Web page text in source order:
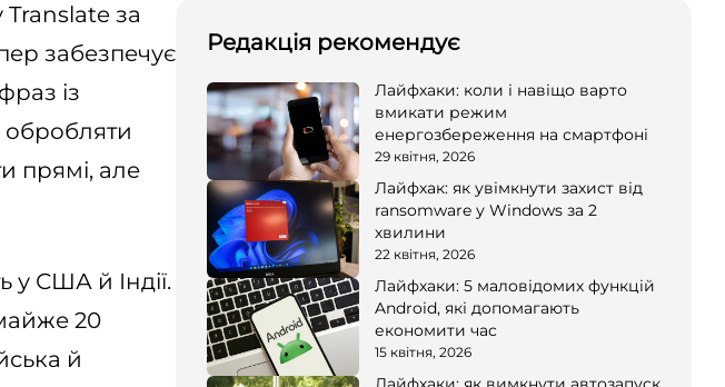
Translate за
забезпечує
із
прямі, але
у США й Індії.
20
й
Редакція рекомендує
Лайфхаки: коли і навіщо варто
вмикати режим
енергозбереження на смартфоні
29 квітня, 2026
Лайфхак: як увімкнути захист від
ransomware у Windows за 2
хвилини
22 квітня, 2026
Лайфхаки: 5 маловідомих функцій
Android, які допомагають
економити час
15 квітня, 2026